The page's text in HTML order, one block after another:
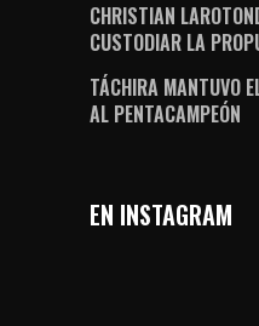
CHRISTIAN
CUSTODIAR LA
TÁCHIRA MANTUVO
AL PENTACAMPEÓN
EN INSTAGRAM